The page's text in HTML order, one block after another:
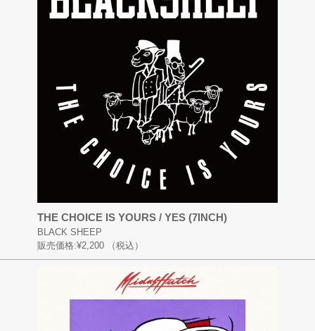
THE CHOICE IS YOURS / YES (7INCH)
BLACK SHEEP
販売価格:¥2,200 （税込）